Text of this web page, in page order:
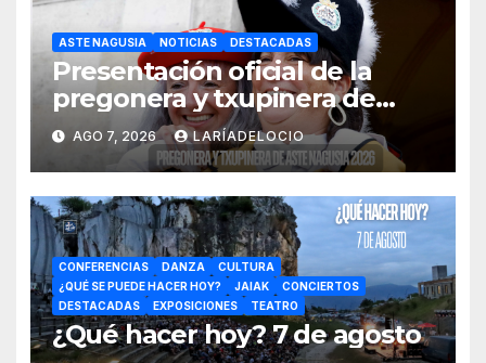
ASTE NAGUSIA NOTICIAS DESTACADAS
Presentación oficial de la
pregonera y txupinera de
Aste Nagusia 2026
AGO 7, 2026 LARÍADELOCIO
CONFERENCIAS DANZA
CULTURA
¿QUÉ SE PUEDE HACER HOY?
JAIAK
CONCIERTOS
DESTACADAS
EXPOSICIONES TEATRO
¿Qué hacer hoy? 7 de agosto